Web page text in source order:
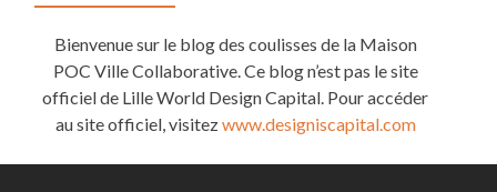
Bienvenue sur le blog des coulisses de la Maison
POC Ville Collaborative. Ce blog n’est pas le site
officiel de Lille World Design Capital. Pour accéder
au site officiel, visitezwww.designiscapital.com